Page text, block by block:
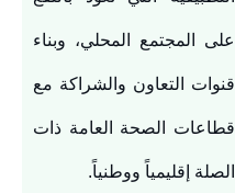
على المجتمع المحلي، وبناء
قنوات التعاون والشراكة مع
قطاعات الصحة العامة ذات
الصلة إقليمياً ووطنياً.